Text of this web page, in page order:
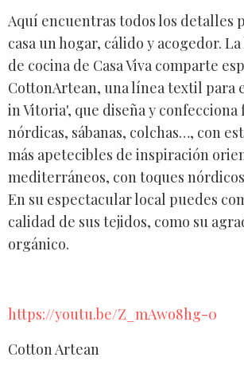
Aquí encuentras todos los detalles
casa un hogar, cálido y acogedor.
de cocina de Casa Viva comparte
CottonArtean, una línea textil para
in Vitoria', que diseña y confecciona
nórdicas, sábanas, colchas…, con
más apetecibles de inspiración
mediterráneos, con toques
En su espectacular local puedes
calidad de sus tejidos, como su
orgánico.
https://youtu.be/Z_mAwo8hg-0
Cotton Artean